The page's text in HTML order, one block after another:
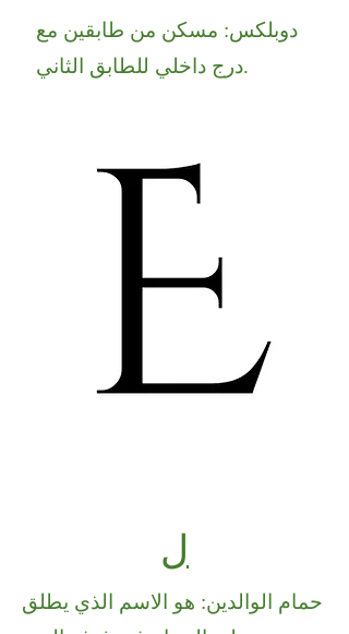
دوبلكس: مسكن من طابقين مع
درج داخلي للطابق الثاني.
ل
حمام الوالدين: هو الاسم الذي يطلق